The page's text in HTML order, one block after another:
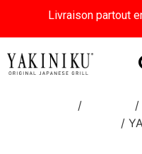
Livraison partout
/ /
/